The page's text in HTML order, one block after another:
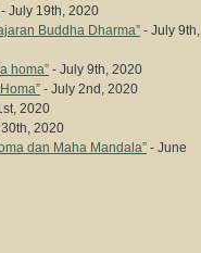
- July 19th, 2020
Buddha Dharma” - July 9th,
homa” - July 9th, 2020
- July 2nd, 2020
2020
2020
dan Maha Mandala” - June